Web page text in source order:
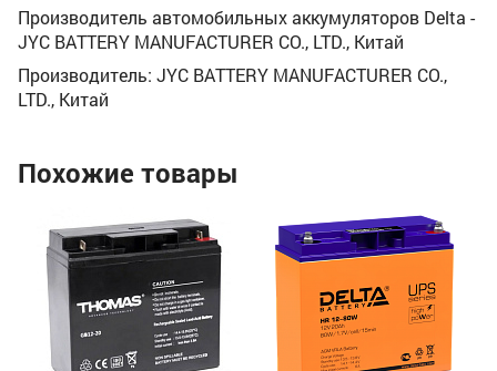
Производитель автомобильных аккумуляторов Delta -
JYC BATTERY MANUFACTURER CO., LTD., Китай
Производитель: JYC BATTERY MANUFACTURER CO.,
LTD., Китай
Похожие товары